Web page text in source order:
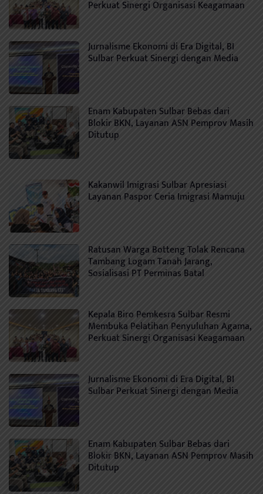
Perkuat Sinergi Organisasi Keagamaan
Jurnalisme Ekonomi di Era Digital, BI
Sulbar Perkuat Sinergi dengan Media
Enam Kabupaten Sulbar Bebas dari
Blokir BKN, Layanan ASN Pemprov Masih
Ditutup
Kakanwil Imigrasi Sulbar Apresiasi
Layanan Paspor Ceria Imigrasi Mamuju
Ratusan Warga Botteng Tolak Rencana
Tambang Logam Tanah Jarang,
Sosialisasi PT Perminas Batal
Kepala Biro Pemkesra Sulbar Resmi
Membuka Pelatihan Penyuluhan Agama,
Perkuat Sinergi Organisasi Keagamaan
Jurnalisme Ekonomi di Era Digital, BI
Sulbar Perkuat Sinergi dengan Media
Enam Kabupaten Sulbar Bebas dari
Blokir BKN, Layanan ASN Pemprov Masih
Ditutup